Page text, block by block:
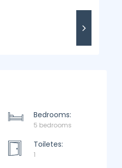
Bedrooms:
5 bedrooms
Toiletes:
1